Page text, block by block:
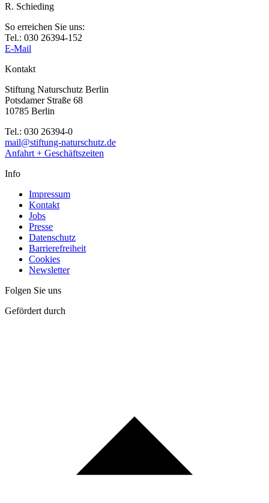
R. Schieding
So erreichen Sie uns:
Tel.: 030 26394-152
E-Mail
Kontakt
Stiftung Naturschutz Berlin
Potsdamer Straße 68
10785 Berlin
Tel.: 030 26394-0
mail@stiftung-naturschutz.de
Anfahrt + Geschäftszeiten
Info
Impressum
Kontakt
Jobs
Presse
Datenschutz
Barrierefreiheit
Cookies
Newsletter
Folgen Sie uns
Gefördert durch